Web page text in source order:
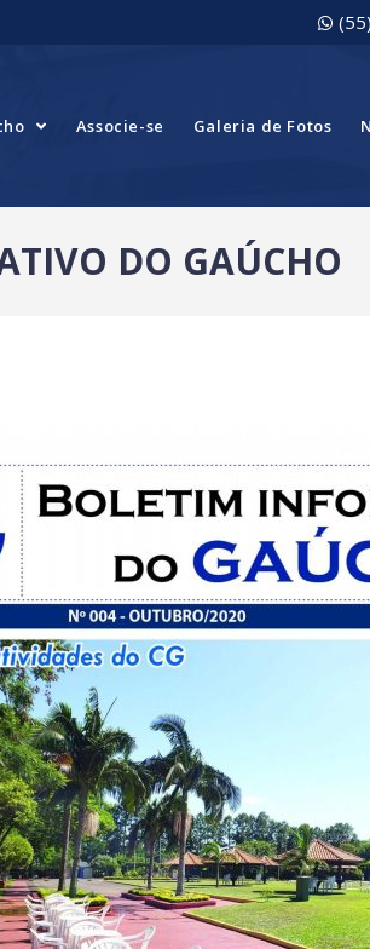
Associe-se Galeria de Fotos
DO GAÚCHO